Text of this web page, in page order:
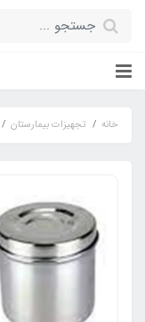
خانه تجهیزات بیمارستان